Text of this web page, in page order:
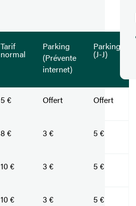
Tarif
normal
Parking
(Prévente
internet)
Parking
(J-J)
5 € Offert Offert
8 € 3 € 5 €
10 € 3 € 5 €
10 € 3 € 5 €